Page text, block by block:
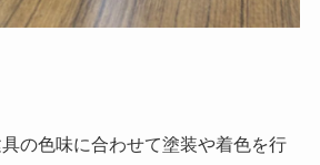
の色味に合わせて塗装や着色を行